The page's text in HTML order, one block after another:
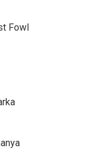
Fowl